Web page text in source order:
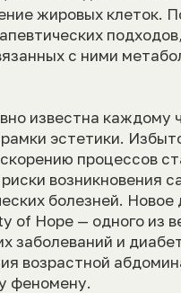
жировых клеток.
с ними
известна каждому
эстетики.
процессов
возникновения
болезней. Новое
of Hope — одного из
заболеваний и
возрастной
феномену.